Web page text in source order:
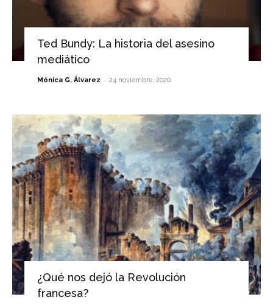
Ted Bundy: La historia del asesino
mediático
Mónica G. Álvarez - 24 noviembre, 2020
¿Qué nos dejó la Revolución
francesa?